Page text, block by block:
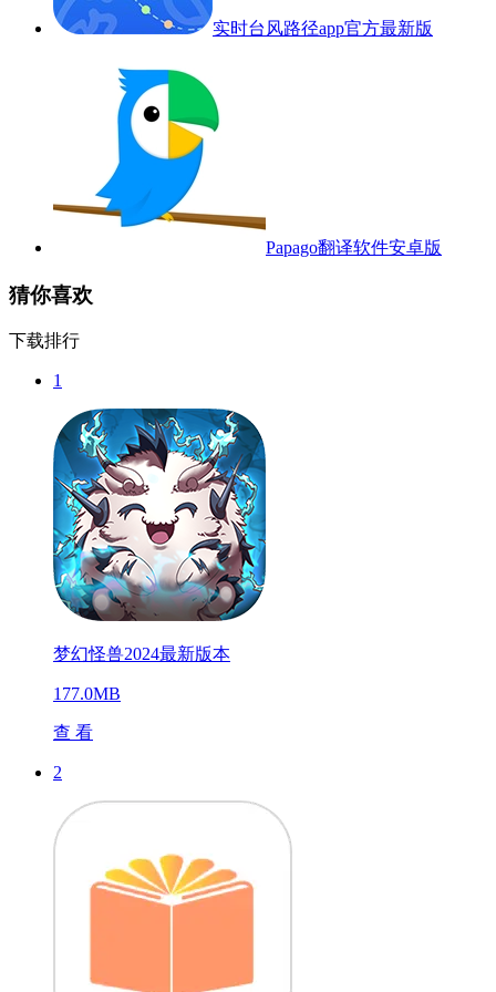
实时台风路径app官方最新版
Papago翻译软件安卓版
猜你喜欢
下载排行
1
梦幻怪兽2024最新版本
177.0MB
查 看
2